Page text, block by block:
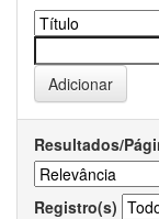
Resultados/
Registro(s)